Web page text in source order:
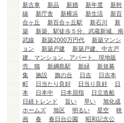
新古車
新品 新婚 新年度
新幹
線
新庁舎 新横浜 新生活
新百
合ヶ丘
新百合ヶ丘駅 新石川
新
築
新築、駅徒歩５分、武蔵新城、南
武線
新築2000万円代
新築マンシ
ョン
新築戸建
新築戸建、中古戸
建、マンション、アパート、現地販
売、猫
新綱島駅 新緑
新規募
集
施設 旗の台 日吉
日吉本
町
日当たり良好 日当り良好
日
本
日本中 日本屈指
日立造船
日経トレンド
旨い 早い
旭化成
ホームズ
旭区 明るい 星空
映
画
春 春日台公園
昭和記念公